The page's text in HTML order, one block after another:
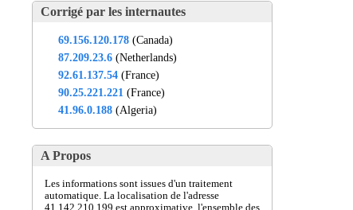
Corrigé par les internautes
69.156.120.178 (Canada)
87.209.23.6 (Netherlands)
92.61.137.54 (France)
90.25.221.221 (France)
41.96.0.188 (Algeria)
A Propos
Les informations sont issues d'un traitement
automatique. La localisation de l'adresse
41.142.210.199 est approximative, l'ensemble des